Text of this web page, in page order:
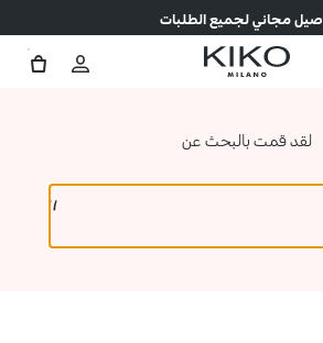
مجاني لجميع الطلبات
لقد قمت بالبحث عن